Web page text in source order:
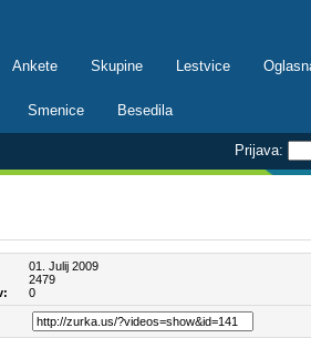
Ankete Skupine Lestvice
Smenice Besedila
Prijava:
01. Julij 2009
2479
0